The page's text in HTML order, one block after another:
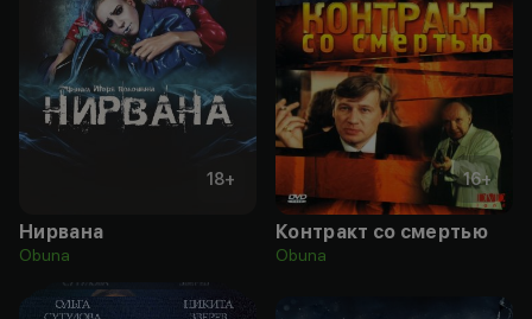
18+
Нирвана
Obuna
16+
Контракт со смертью
Obuna